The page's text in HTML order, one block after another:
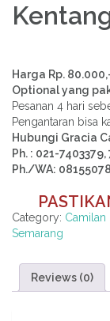
Harga Rp.
Optional yang
Pesanan 4 hari
Pengantaran bisa
Hubungi Gracia
Ph. : 021-
Ph./WA:
Category: Camilan
Semarang
Reviews (0)